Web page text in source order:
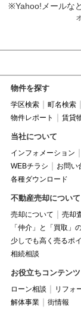
※Yahoo!メールな
物件を探す
学区検索 町名検索
物件レポート
賃貸
当社について
インフォメーション
WEBチラシ
お問い
各種ダウンロード
不動産売却について
売却について 売却
「仲介」と「買取」
少しでも高く売るポ
相続相談
お役立ちコンテンツ
ローン相談 リフォ
解体事業
街情報